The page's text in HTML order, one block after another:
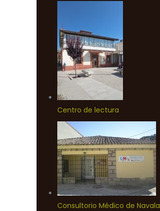
Centro de lectura
Consultorio Médico de